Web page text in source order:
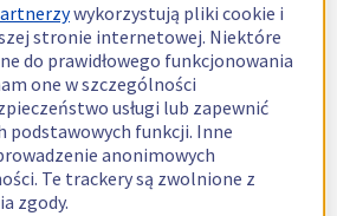
wykorzystują pliki cookie i
stronie internetowej. Niektóre
do prawidłowego funkcjonowania
one w szczególności
usługi lub zapewnić
podstawowych funkcji. Inne
anonimowych
Te trackery są zwolnione z
zgody.